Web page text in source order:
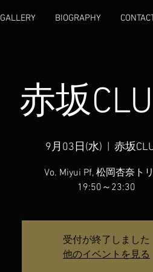
GALLERY BIOGRAPHY
赤坂
9月03日(水) 赤坂
Vo. Miyui Pf, 松岡杏奈トリ
19:50～23:30
受付が終了しました
他のイベントを見る